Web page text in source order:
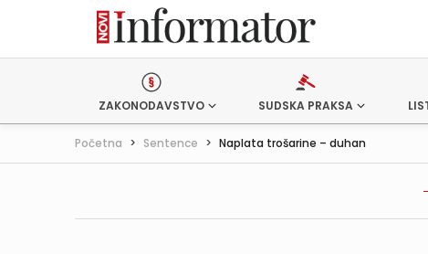
ZAKONODAVSTVO SUDSKA PRAKSA
Početna > Sentence > Naplata trošarine – duhan